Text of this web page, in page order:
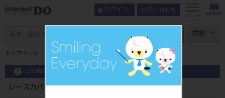
ログイン お問い合わせ
メニュー
詳細
トップページ レーズカバーⅡ T型ジョイント
この商品に関するお問い合わせ
レーズカバーⅡ T型ジョイント